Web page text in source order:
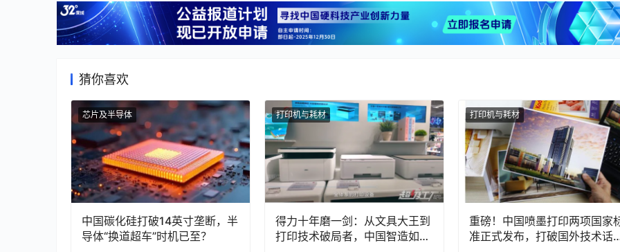
猜你喜欢
芯片及半导体
中国碳化硅打破14英寸垄断，半
导体“换道超车”时机已至？
打印机与耗材
得力十年磨一剑：从文具大王到
打印技术破局者，中国智造如何
打印机与耗材
重磅！中国喷墨打印两项国家
准正式发布，打破国外技术话